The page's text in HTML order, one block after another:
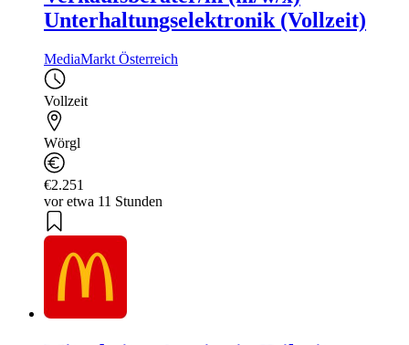
Unterhaltungselektronik (Vollzeit)
MediaMarkt Österreich
Vollzeit
Wörgl
€2.251
vor etwa 11 Stunden